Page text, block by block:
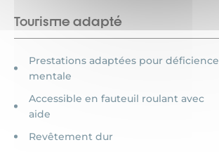
Tourisme adapté
Prestations adaptées pour déficience
mentale
Accessible en fauteuil roulant avec
aide
Revêtement dur